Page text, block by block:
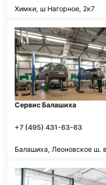
Химки, ш Нагорное, 2к7
Сервис Балашиха
+7 (495) 431-63-63
Балашиха, Леоновское ш.